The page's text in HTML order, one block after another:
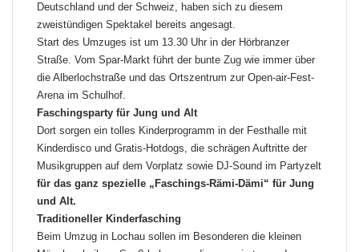
Deutschland und der Schweiz, haben sich zu diesem
zweistündigen Spektakel bereits angesagt.
Start des Umzuges ist um 13.30 Uhr in der Hörbranzer
Straße. Vom Spar-Markt führt der bunte Zug wie immer über
die Alberlochstraße und das Ortszentrum zur Open-air-Fest-
Arena im Schulhof.
Faschingsparty für Jung und Alt
Dort sorgen ein tolles Kinderprogramm in der Festhalle mit
Kinderdisco und Gratis-Hotdogs, die schrägen Auftritte der
Musikgruppen auf dem Vorplatz sowie DJ-Sound im Partyzelt
für das ganz spezielle „Faschings-Rämi-Dämi“ für Jung
und Alt.
Traditioneller Kinderfasching
Beim Umzug in Lochau sollen im Besonderen die kleinen